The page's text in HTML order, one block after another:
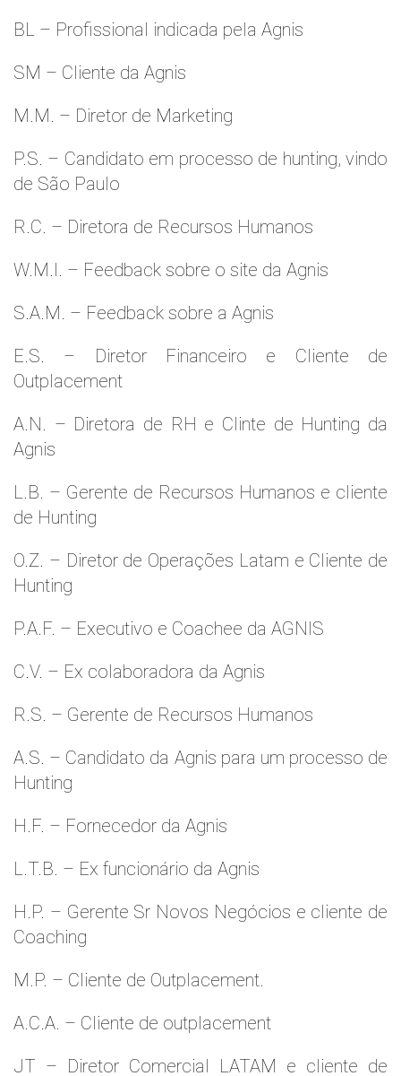
BL – Profissional indicada pela Agnis
SM – Cliente da Agnis
M.M. – Diretor de Marketing
P.S. – Candidato em processo de hunting, vindo
de São Paulo
R.C. – Diretora de Recursos Humanos
W.M.l. – Feedback sobre o site da Agnis
S.A.M. – Feedback sobre a Agnis
E.S. – Diretor Financeiro e Cliente de
Outplacement
A.N. – Diretora de RH e Clinte de Hunting da
Agnis
L.B. – Gerente de Recursos Humanos e cliente
de Hunting
O.Z. – Diretor de Operações Latam e Cliente de
Hunting
P.A.F. – Executivo e Coachee da AGNIS
C.V. – Ex colaboradora da Agnis
R.S. – Gerente de Recursos Humanos
A.S. – Candidato da Agnis para um processo de
Hunting
H.F. – Fornecedor da Agnis
L.T.B. – Ex funcionário da Agnis
H.P. – Gerente Sr Novos Negócios e cliente de
Coaching
M.P. – Cliente de Outplacement.
A.C.A. – Cliente de outplacement
JT – Diretor Comercial LATAM e cliente de